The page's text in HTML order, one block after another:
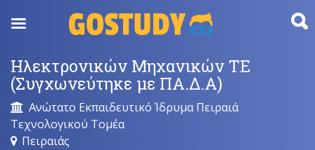
content
Ηλεκτρονικών Μηχανικών ΤΕ
(Συγχωνεύτηκε με ΠΑ.Δ.Α)
Ανώτατο Εκπαιδευτικό Ίδρυμα Πειραιά
Τεχνολογικού Τομέα
Πειραιάς